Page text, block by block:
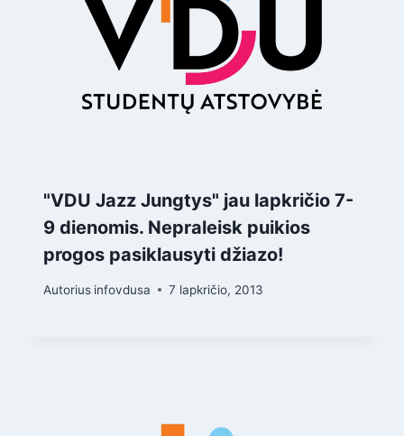
"VDU Jazz Jungtys" jau lapkričio 7-
9 dienomis. Nepraleisk puikios
progos pasiklausyti džiazo!
Autorius infovdusa 7 lapkričio, 2013